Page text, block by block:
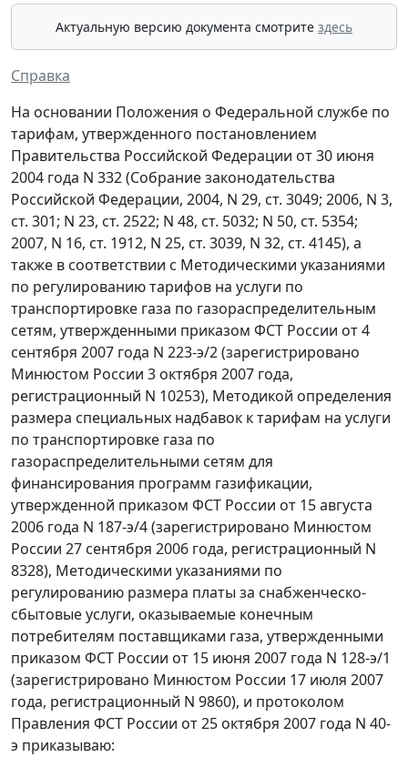
Актуальную версию документа смотрите здесь
Справка
На основании Положения о Федеральной службе по
тарифам, утвержденного постановлением
Правительства Российской Федерации от 30 июня
2004 года N 332 (Собрание законодательства
Российской Федерации, 2004, N 29, ст. 3049; 2006, N 3,
ст. 301; N 23, ст. 2522; N 48, ст. 5032; N 50, ст. 5354;
2007, N 16, ст. 1912, N 25, ст. 3039, N 32, ст. 4145), а
также в соответствии с Методическими указаниями
по регулированию тарифов на услуги по
транспортировке газа по газораспределительным
сетям, утвержденными приказом ФСТ России от 4
сентября 2007 года N 223-э/2 (зарегистрировано
Минюстом России 3 октября 2007 года,
регистрационный N 10253), Методикой определения
размера специальных надбавок к тарифам на услуги
по транспортировке газа по
газораспределительными сетям для
финансирования программ газификации,
утвержденной приказом ФСТ России от 15 августа
2006 года N 187-э/4 (зарегистрировано Минюстом
России 27 сентября 2006 года, регистрационный N
8328), Методическими указаниями по
регулированию размера платы за снабженческо-
сбытовые услуги, оказываемые конечным
потребителям поставщиками газа, утвержденными
приказом ФСТ России от 15 июня 2007 года N 128-э/1
(зарегистрировано Минюстом России 17 июля 2007
года, регистрационный N 9860), и протоколом
Правления ФСТ России от 25 октября 2007 года N 40-
э приказываю: